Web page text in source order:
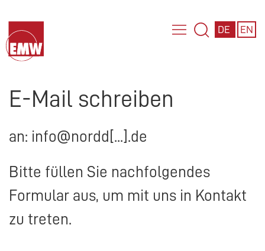
DE EN
E-Mail schreiben
an: info@nordd[...].de
Bitte füllen Sie nachfolgendes
Formular aus, um mit uns in Kontakt
zu treten.